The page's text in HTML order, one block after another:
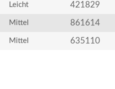
Leicht 421829
Mittel 861614
Mittel 635110